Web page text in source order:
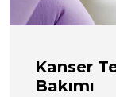
Kanser
Bakımı